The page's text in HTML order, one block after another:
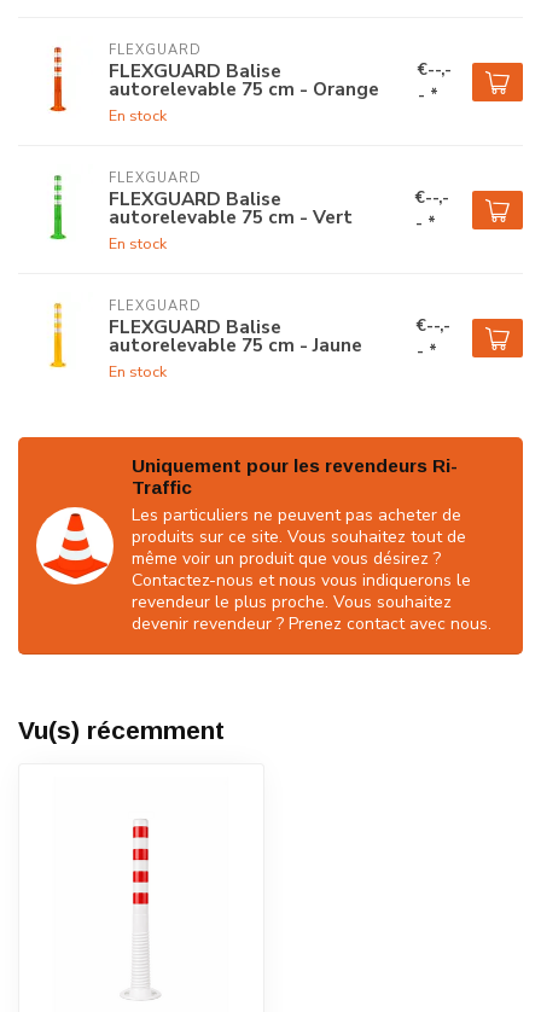
FLEXGUARD
FLEXGUARD Balise
autorelevable 75 cm - Orange
En stock
€--,-
- *
FLEXGUARD
FLEXGUARD Balise
autorelevable 75 cm - Vert
En stock
€--,-
- *
FLEXGUARD
FLEXGUARD Balise
autorelevable 75 cm - Jaune
En stock
€--,-
- *
Uniquement pour les revendeurs Ri-
Traffic
Les particuliers ne peuvent pas acheter de
produits sur ce site. Vous souhaitez tout de
même voir un produit que vous désirez ?
Contactez-nous et nous vous indiquerons le
revendeur le plus proche. Vous souhaitez
devenir revendeur ? Prenez contact avec nous.
Vu(s) récemment